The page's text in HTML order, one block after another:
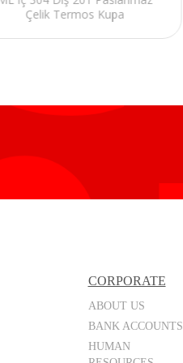
Çelik Termos Kupa
CORPORATE
ABOUT US
BANK ACCOUNTS
HUMAN